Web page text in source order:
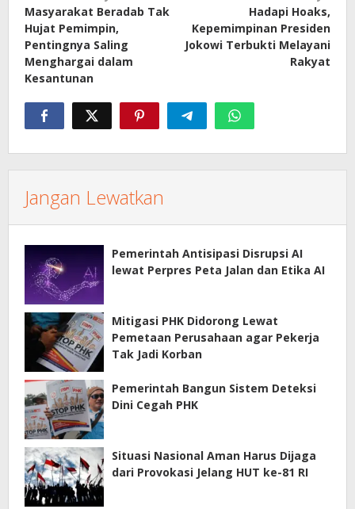
pos
Masyarakat Beradab Tak
Hujat Pemimpin,
Pentingnya Saling
Menghargai dalam
Kesantunan
Hadapi Hoaks,
Kepemimpinan Presiden
Jokowi Terbukti Melayani
Rakyat
Jangan Lewatkan
Pemerintah Antisipasi Disrupsi AI
lewat Perpres Peta Jalan dan Etika AI
Mitigasi PHK Didorong Lewat
Pemetaan Perusahaan agar Pekerja
Tak Jadi Korban
Pemerintah Bangun Sistem Deteksi
Dini Cegah PHK
Situasi Nasional Aman Harus Dijaga
dari Provokasi Jelang HUT ke-81 RI